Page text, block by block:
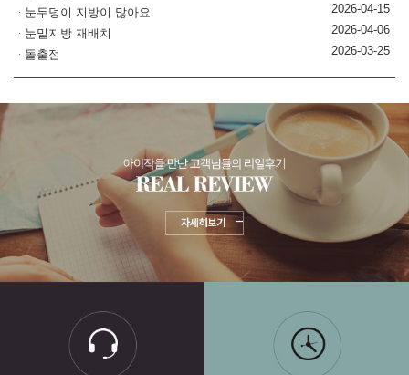
눈두덩이 지방이 많아요.
2026-04-15
눈밑지방 재배치
2026-04-06
돌출점
2026-03-25